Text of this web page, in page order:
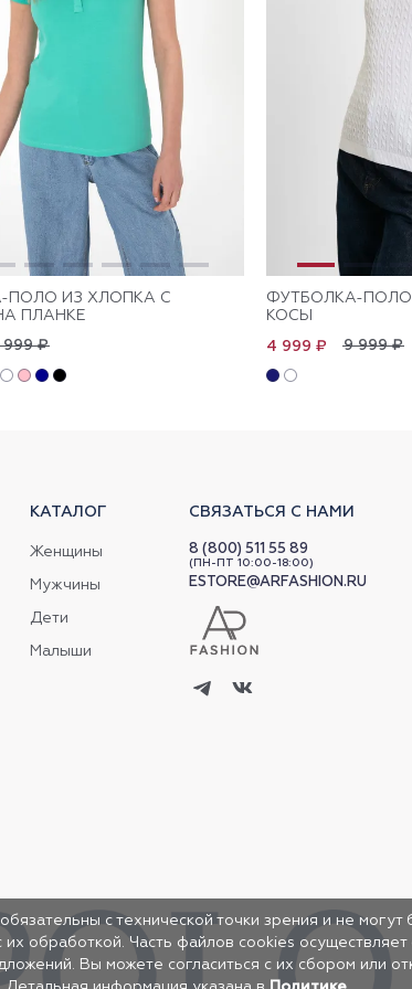
ПОЛО ИЗ ХЛОПКА С
ПЛАНКЕ
999 ₽
ФУТБОЛКА-
КОСЫ
9 999 ₽
4 999 ₽
КАТАЛОГ
Женщины
Мужчины
Дети
Малыши
СВЯЗАТЬСЯ С НАМИ
8 (800) 511 55 89
(ПН-ПТ 10:00-18:00)
ESTORE@ARFASHION.RU
с технической точки зрения и не
обработкой. Часть файлов cookies
Вы можете согласиться с их сбором или